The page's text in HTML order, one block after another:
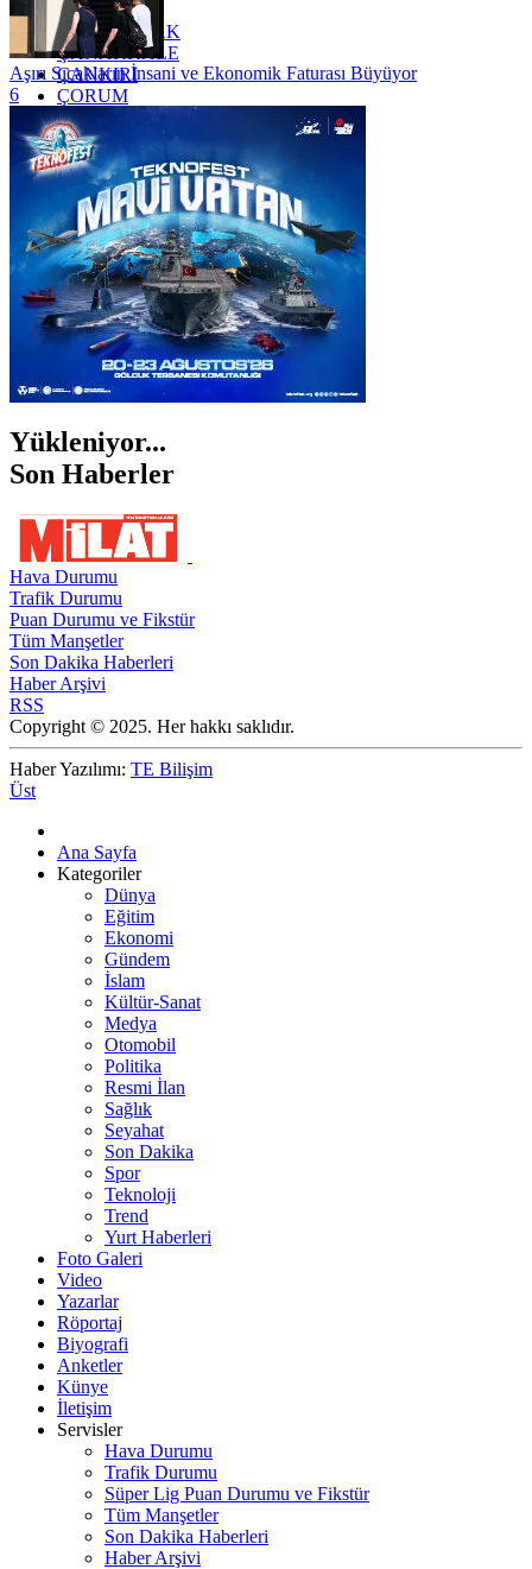
YOZGAT
ZONGULDAK
ÇANAKKALE
ÇANKIRI
ÇORUM
İSTANBUL
İZMİR
ŞANLIURFA
ŞIRNAK
Aşırı Sıcakların İnsani ve Ekonomik Faturası Büyüyor
6
Yükleniyor...
Son Haberler
Hava Durumu
Trafik Durumu
Puan Durumu ve Fikstür
Tüm Manşetler
Son Dakika Haberleri
Haber Arşivi
RSS
Copyright © 2025. Her hakkı saklıdır.
Haber Yazılımı: TE Bilişim
Üst
Ana Sayfa
Kategoriler
Dünya
Eğitim
Ekonomi
Gündem
İslam
Kültür-Sanat
Medya
Otomobil
Politika
Resmi İlan
Sağlık
Seyahat
Son Dakika
Spor
Teknoloji
Trend
Yurt Haberleri
Foto Galeri
Video
Yazarlar
Röportaj
Biyografi
Anketler
Künye
İletişim
Servisler
Hava Durumu
Trafik Durumu
Süper Lig Puan Durumu ve Fikstür
Tüm Manşetler
Son Dakika Haberleri
Haber Arşivi